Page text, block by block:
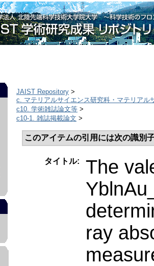
JAIST Repository >
c. マテリアルサイエンス研究科・マテリアル
c10. 学術雑誌論文等 >
c10-1. 雑誌掲載論文 >
このアイテムの引用には次の識別
タイトル:
The
ray